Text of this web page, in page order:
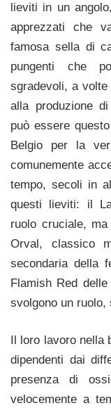
lieviti in un
apprezzati che
famosa sella di
pungenti che
sgradevoli, a volte
alla produzione
può essere
Belgio per la
comunemente
tempo, secoli in
questi lieviti: il
ruolo cruciale,
Orval, classico
secondaria della
Flamish Red
svolgono un ruolo,
Il loro lavoro
dipendenti dai
presenza di
velocemente a